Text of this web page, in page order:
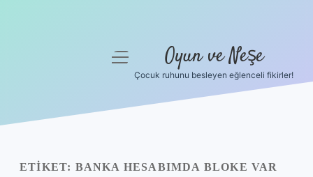
Yasal Uyarı
menüyü
Oyun ve Neşe
Çocuk ruhunu besleyen eğlenceli fikirler!
ETIKET: BANKA HESABIMDA BLOKE VAR